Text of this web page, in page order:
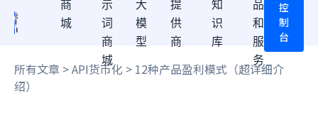
商
城
示
词
商
城
大
模
型
提
供
商
知
识
库
品
和
服
务
控
制
台
所有文章 >API货币化 > 12种产品盈利模式（超详细介
绍）